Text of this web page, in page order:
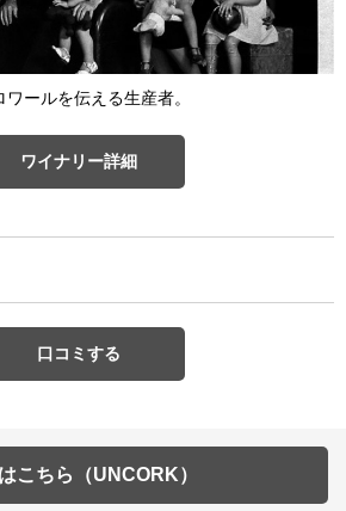
ールを伝える生産者。
ワイナリー詳細
口コミする
こちら（UNCORK）